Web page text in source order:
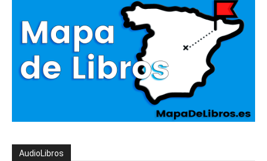
AudioLibros